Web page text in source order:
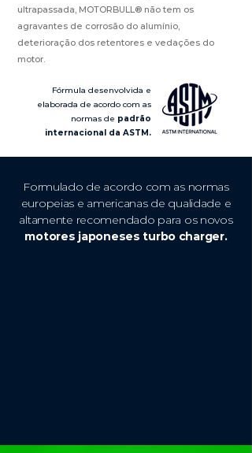
ultrapassada, MOTORBULL® não tem os
agravantes de corrosão do alumínio,
deterioração dos retentores e vedações do
motor.
Fórmula desenvolvida e
elaborada de acordo com as
normas de padrão
internacional da ASTM.
Formulado de acordo com as normas
europeias e americanas de qualidade e
altamente recomendado para os novos
motores japoneses turbo charger.